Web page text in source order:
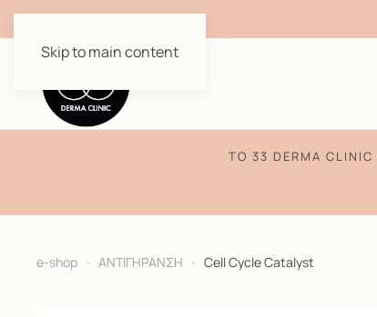
Skip to main content
TO 33 DERMA CLINIC
e-shop ΑΝΤΙΓΗΡΑΝΣΗ Cell Cycle Catalyst